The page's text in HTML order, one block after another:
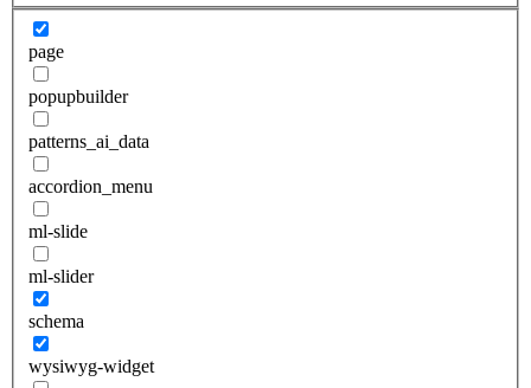
page
popupbuilder
patterns_ai_data
accordion_menu
ml-slide
ml-slider
schema
wysiwyg-widget